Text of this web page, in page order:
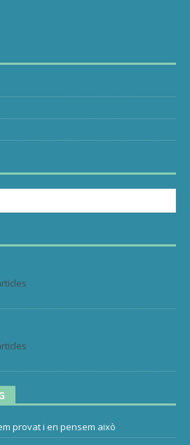
provat i en pensem això